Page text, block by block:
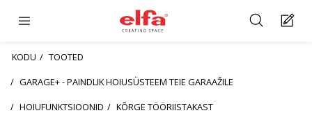
KODU
TOOTED
GARAGE+ - PAINDLIK HOIUSÜSTEEM TEIE GARAAŽILE
HOIUFUNKTSIOONID
KÕRGE TÖÖRIISTAKAST